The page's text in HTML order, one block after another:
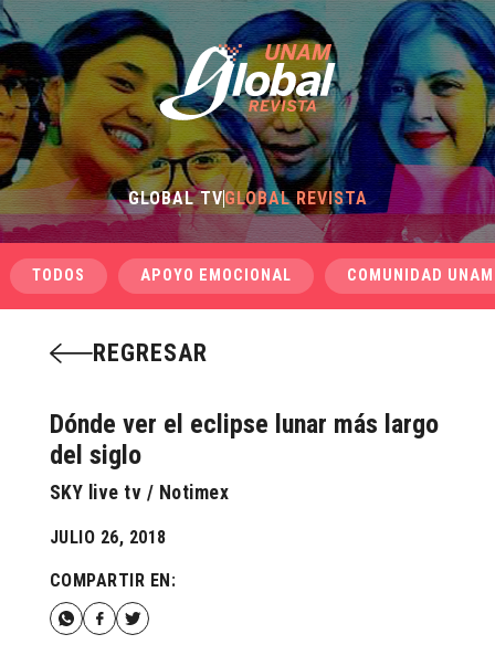
GLOBAL TVGLOBAL REVISTA
TODOS APOYO EMOCIONAL COMUNIDAD UNAM
REGRESAR
Dónde ver el eclipse lunar más largo
del siglo
SKY live tv / Notimex
JULIO 26, 2018
COMPARTIR EN: